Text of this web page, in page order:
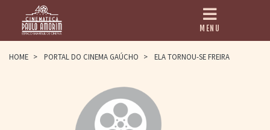
HOME
PAULO AMORIM
> HISTÓRIA
> HOMENAGEADOS
MENU
HOME > PORTAL DO CINEMA GAÚCHO > ELA TORNOU-SE FREIRA